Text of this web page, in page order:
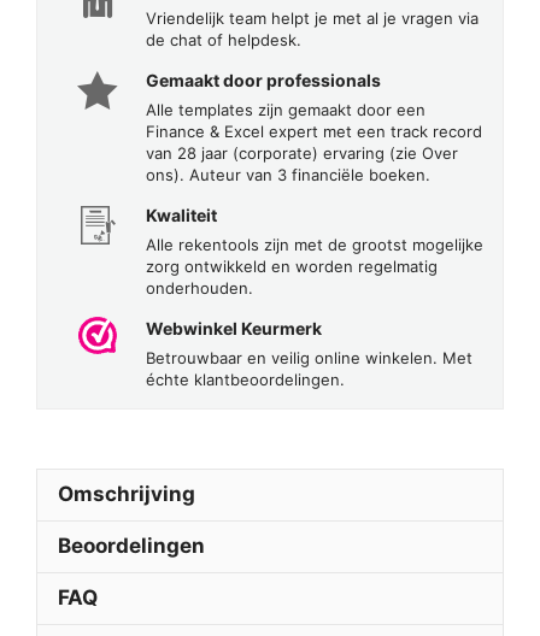
Vriendelijk team helpt je met al je vragen via
de chat of helpdesk.
Gemaakt door professionals
Alle templates zijn gemaakt door een
Finance & Excel expert met een track record
van 28 jaar (corporate) ervaring (zie Over
ons). Auteur van 3 financiële boeken.
Kwaliteit
Alle rekentools zijn met de grootst mogelijke
zorg ontwikkeld en worden regelmatig
onderhouden.
Webwinkel Keurmerk
Betrouwbaar en veilig online winkelen. Met
échte klantbeoordelingen.
Omschrijving
Beoordelingen
FAQ